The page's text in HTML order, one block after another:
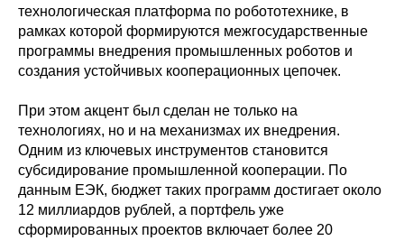
технологическая платформа по робототехнике, в
рамках которой формируются межгосударственные
программы внедрения промышленных роботов и
создания устойчивых кооперационных цепочек.
При этом акцент был сделан не только на
технологиях, но и на механизмах их внедрения.
Одним из ключевых инструментов становится
субсидирование промышленной кооперации. По
данным ЕЭК, бюджет таких программ достигает около
12 миллиардов рублей, а портфель уже
сформированных проектов включает более 20